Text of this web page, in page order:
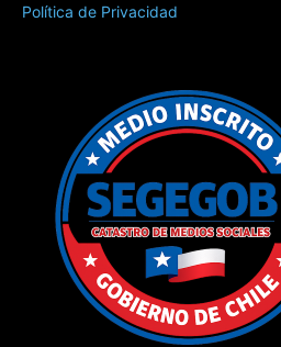
Política de Privacidad